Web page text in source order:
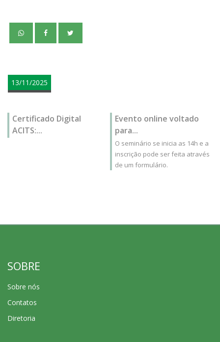
13/11/2025
Certificado Digital
ACITS:...
Evento online voltado
para...
O seminário se inicia as 14h e a
inscrição pode ser feita através
de um formulário.
SOBRE
Sobre nós
Contatos
Diretoria